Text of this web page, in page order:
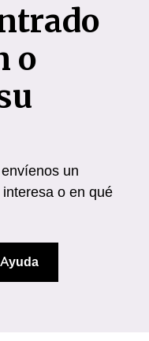
o
un
o en qué
Ayuda